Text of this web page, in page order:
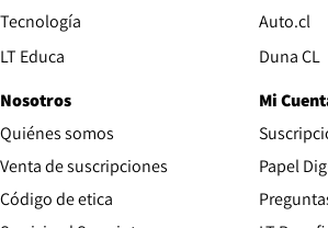
Tecnología
LT Educa
Auto.cl
Duna CL
Nosotros
Quiénes somos
Venta de suscripciones
Código de etica Opens in new window
Mi
Papel